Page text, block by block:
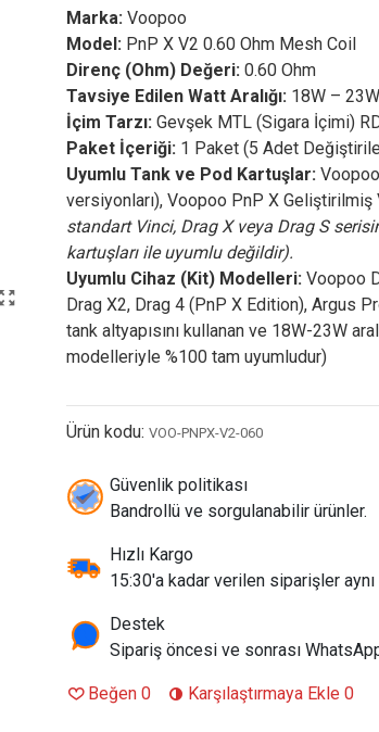
Marka: Voopoo
Model: PnP X V2 0.60 Ohm Mesh Coil
Direnç (Ohm) Değeri: 0.60 Ohm
Tavsiye Edilen Watt Aralığı: 18W –
İçim Tarzı: Gevşek MTL (Sigara İçimi)
Paket İçeriği: 1 Paket (5 Adet
Uyumlu Tank ve Pod Kartuşlar:
versiyonları), Voopoo PnP X Geliştirilmiş
standart Vinci, Drag X veya Drag S
kartuşları ile uyumlu değildir).
Uyumlu Cihaz (Kit) Modelleri: Voopoo
Drag X2, Drag 4 (PnP X Edition), Argus
tank altyapısını kullanan ve 18W-23W
modelleriyle %100 tam uyumludur)
Ürün kodu: VOO-PNPX-V2-060
Güvenlik politikası
Bandrollü ve sorgulanabilir ürünler.
Hızlı Kargo
15:30'a kadar verilen siparişler
Destek
Sipariş öncesi ve sonrası
Beğen 0 Karşılaştırmaya Ekle 0